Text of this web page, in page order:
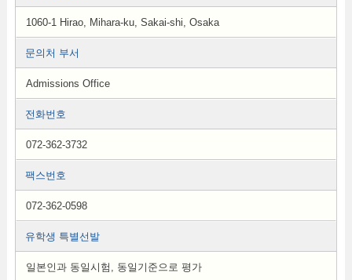
1060-1 Hirao, Mihara-ku, Sakai-shi, Osaka
문의처 부서
Admissions Office
전화번호
072-362-3732
팩스번호
072-362-0598
유학생 특별선발
일본인과 동일시험, 동일기준으로 평가